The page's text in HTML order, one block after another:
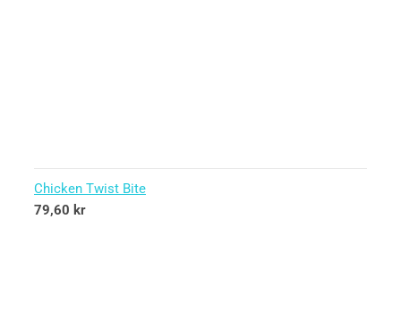
Chicken Twist Bite
79,60 kr